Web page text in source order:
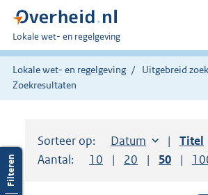
U
bent
hier:
Lokale wet- en regelgeving
Lokale wet- en regelgeving
Uitgebreid
Zoekresultaten
Sorteer op: Sorteer op:
Datum aflopend
Titel
Aantal:
Toon
10 resultaten per
Toon
20 resultaten
Toon
50